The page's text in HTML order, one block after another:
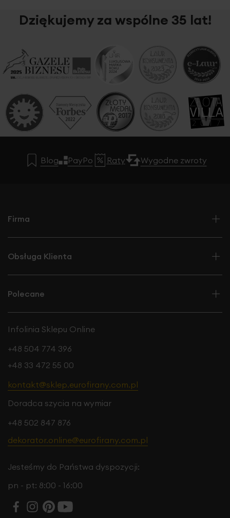
Dziękujemy za wspólne 35 lat!
Blog PayPo Raty Wygodne zwroty
Firma
Obsługa Klienta
Polecane
Infolinia Sklepu Online
+48 504 774 396
+48 33 472 55 00
kontakt@sklep.eurofirany.com.pl
Doradca szycia na wymiar
+48 502 847 876
dekorator.online@eurofirany.com.pl
Jesteśmy do Państwa dyspozycji:
pn - pt: 8:00 - 16:00